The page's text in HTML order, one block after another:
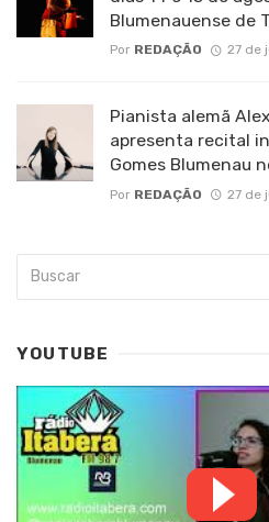
Blumenauense de
Por REDAÇÃO 27 de
Pianista alemã
apresenta recital
Gomes Blumenau
Por REDAÇÃO 27 de
YOUTUBE